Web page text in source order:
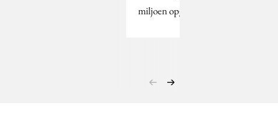
miljoen opgehaald.